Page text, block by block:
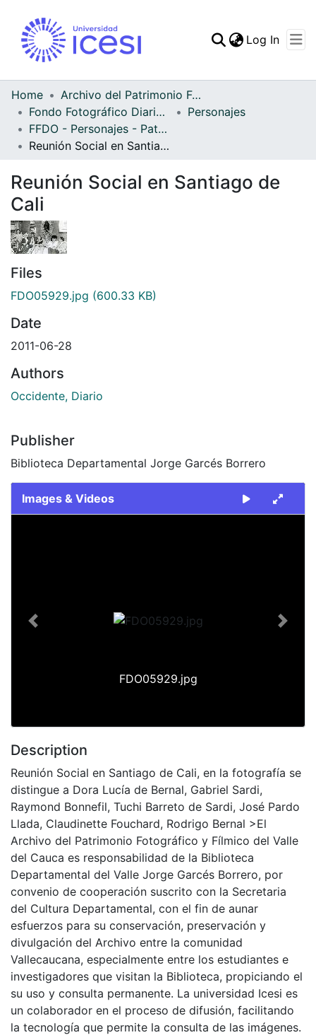
Statistics
Log In
Home
Archivo del Patrimonio Fotográfico y Fílmico del Valle del Cauca
Fondo Fotográfico Diario Occidente
Personajes
FFDO - Personajes - Patrimonial
Reunión Social en Santiago de Cali
Reunión Social en Santiago de
Cali
Files
FDO05929.jpg (600.33 KB)
Date
2011-06-28
Authors
Occidente, Diario
Publisher
Biblioteca Departamental Jorge Garcés Borrero
Images & Videos
FDO05929.jpg
Previous Next
Description
Reunión Social en Santiago de Cali, en la fotografía se
distingue a Dora Lucía de Bernal, Gabriel Sardi,
Raymond Bonnefil, Tuchi Barreto de Sardi, José Pardo
Llada, Claudinette Fouchard, Rodrigo Bernal >El
Archivo del Patrimonio Fotográfico y Fílmico del Valle
del Cauca es responsabilidad de la Biblioteca
Departamental del Valle Jorge Garcés Borrero, por
convenio de cooperación suscrito con la Secretaria
del Cultura Departamental, con el fin de aunar
esfuerzos para su conservación, preservación y
divulgación del Archivo entre la comunidad
Vallecaucana, especialmente entre los estudiantes e
investigadores que visitan la Biblioteca, propiciando el
su uso y consulta permanente. La universidad Icesi es
un colaborador en el proceso de difusión, facilitando
la tecnología que permite la consulta de las imágenes.